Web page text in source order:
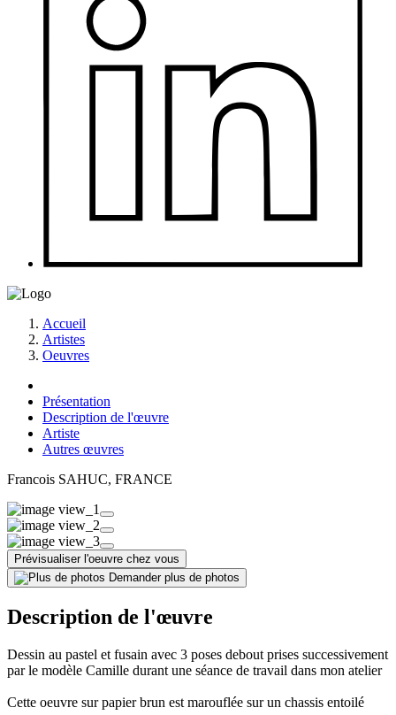
Accueil
Artistes
Oeuvres
Présentation
Description de l'œuvre
Artiste
Autres œuvres
Francois SAHUC, FRANCE
Prévisualiser l'oeuvre chez vous
Demander plus de photos
Description de l'œuvre
Dessin au pastel et fusain avec 3 poses debout prises successivement
par le modèle Camille durant une séance de travail dans mon atelier
Cette oeuvre sur papier brun est marouflée sur un chassis entoilé